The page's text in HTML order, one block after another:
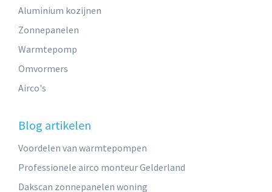
Aluminium kozijnen
Zonnepanelen
Warmtepomp
Omvormers
Airco's
Blog artikelen
Voordelen van warmtepompen
Professionele airco monteur Gelderland
Dakscan zonnepanelen woning